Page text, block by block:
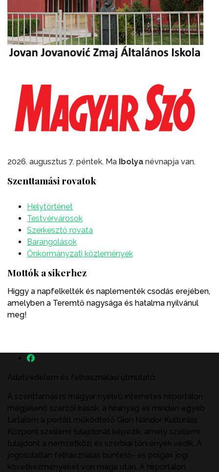
2026. augusztus 7. péntek. Ma Ibolya névnapja van.
Szenttamási rovatok
Helytörténet
Testvérvárosok
Szerkesztő rovata
Barangolások
Önkormányzati közlemények
Mottók a sikerhez
Higgy a napfelkelték és naplementék csodás erejében,
amelyben a Teremtő nagysága és hatalma nyilvánul
meg!
Adatvédelem és felhasználási útmutató:
A szenttamás.rs magyar nyelvű internetes hírportálon
megjelenő szerzői írások, a híranyag és minden egyéb
tartalom a portált működtető Gion Nándor Kulturális
Központ szellemi tulajdonát képezik, amely szellemi
tulajdont a nemzetközi és szerbiai törvények védik. A
jogosulatlan felhasználás büntető- és polgári jogi
következményeket von maga után. A hírportálon